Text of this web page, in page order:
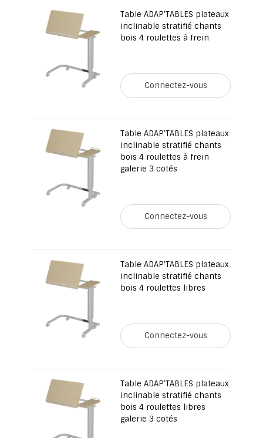
Table ADAP'TABLES plateaux
inclinable stratifié chants
bois 4 roulettes à frein
Connectez-vous
Table ADAP'TABLES plateaux
inclinable stratifié chants
bois 4 roulettes à frein
galerie 3 cotés
Connectez-vous
Table ADAP'TABLES plateaux
inclinable stratifié chants
bois 4 roulettes libres
Connectez-vous
Table ADAP'TABLES plateaux
inclinable stratifié chants
bois 4 roulettes libres
galerie 3 cotés